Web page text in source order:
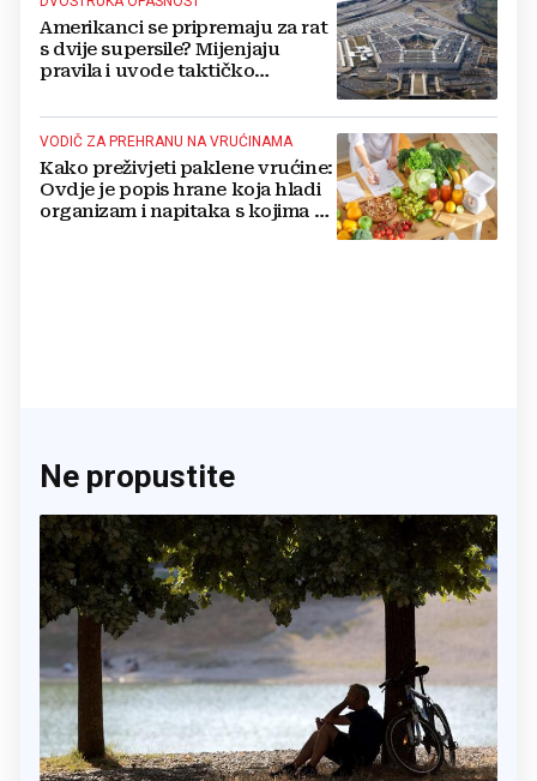
Amerikanci se pripremaju za rat
s dvije supersile? Mijenjaju
pravila i uvode taktičko
VODIČ ZA PREHRANU NA VRUĆINAMA
Kako preživjeti paklene vrućine:
Ovdje je popis hrane koja hladi
organizam i napitaka s kojima si
Ne propustite